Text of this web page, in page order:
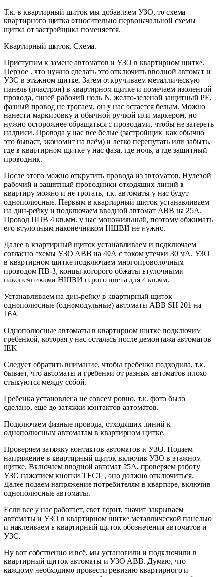
Т.к. в квартирный щиток мы добавляем УЗО, то схема
квартирного щитка относительно первоначальной схемы
щитка от застройщика поменяется.
Квартирный щиток. Схема.
Приступим к замене автоматов и УЗО в квартирном щитке.
Первое . что нужно сделать это отключить вводной автомат и
УЗО в этажном щитке. Затем откручиваем металлическую
панель (пластрон) в квартирном щитке и помечаем изолентой
провода, синей рабочий ноль N. желто-зеленой защитный PE,
фазный провод не трогаем, он у нас остается белым. Можно
нанести маркировку и обычной ручкой или маркером, но
нужно осторожнее обращаться с проводами, чтобы не затереть
надписи. Провода у нас все белые (застройщик, как обычно
это бывает, экономит на всём) и легко перепутать или забыть,
где в квартирном щитке у нас фаза, где ноль, а где защитный
проводник.
После этого можно открутить провода из автоматов. Нулевой
рабочий и защитный проводники отходящих линий в
квартиру можно и не трогать, т.к. автоматы у нас будут
однополюсные. Первым в квартирный щиток устанавливаем
на дин-рейку и подключаем вводной автомат ABB на 25А.
Провод ППВ 4 кв.мм. у нас моножильный, поэтому обжимать
его втулочным наконечником НШВИ не нужно.
Далее в квартирный щиток устанавливаем и подключаем
согласно схемы УЗО ABB на 40А с током утечки 30 мА. УЗО
в квартирном щитке подключаем многопроволочным
проводом ПВ-3, концы которого обжаты втулочными
наконечниками НШВИ серого цвета для 4 кв.мм.
Устанавливаем на дин-рейку в квартирный щиток
однополюсные (одномодульные) автоматы ABB SH 201 на
16А.
Однополюсные автоматы в квартирном щитке подключим
гребенкой, которая у нас осталась после демонтажа автоматов
IEK.
Следует обратить внимание, чтобы гребенка подходила, т.к.
бывает, что автоматы и гребенки от разных автоматов плохо
стыкуются между собой.
Гребенка установлена не совсем ровно, т.к. фото было
сделано, еще до затяжки контактов автоматов.
Подключаем фазные провода, отходящих линий к
однополюсным автоматам в квартирном щитке.
Проверяем затяжку контактов автоматов и УЗО. Подаем
напряжение в квартирный щиток включив УЗО в этажном
щитке. Включаем вводной автомат 25А, проверяем работу
УЗО нажатием кнопки ТЕСТ , оно должно отключиться.
Далее подаем напряжение потребителям в квартире, включив
однополюсные автоматы.
Если все у нас работает, свет горит, значит закрываем
автоматы и УЗО в квартирном щитке металлической панелью
и наклеиваем в квартирный щиток обозначения автоматов и
УЗО.
Ну вот собственно и всё, мы установили и подключили в
квартирный щиток автоматы и УЗО ABB. Думаю, что
каждому необходимо провести ревизию квартирного и